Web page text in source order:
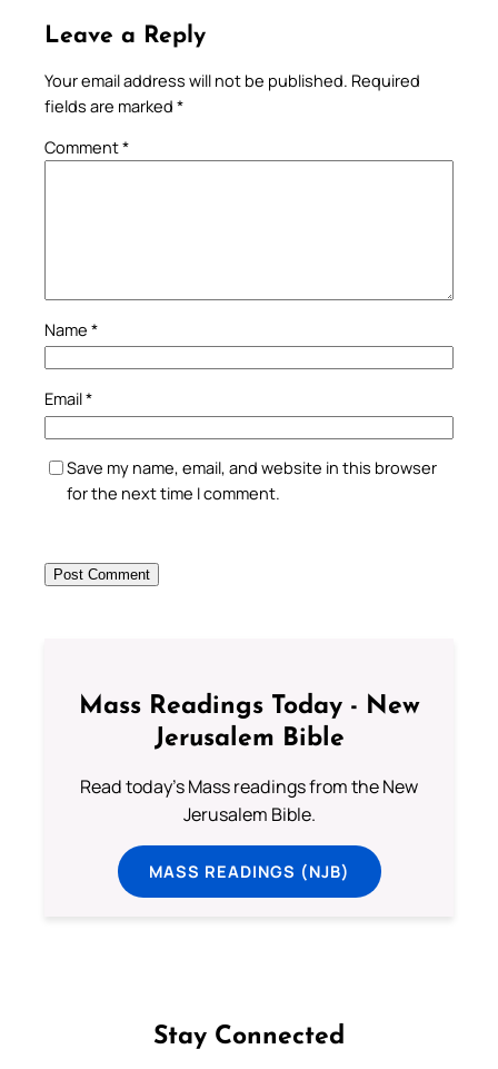
Leave a Reply
Your email address will not be published. Required
fields are marked *
Comment*
Name *
Email*
Save my name, email, and website in this browser
for the next time I comment.
Mass Readings Today - New
Jerusalem Bible
Read today's Mass readings from the New
Jerusalem Bible.
MASS READINGS (NJB)
Stay Connected